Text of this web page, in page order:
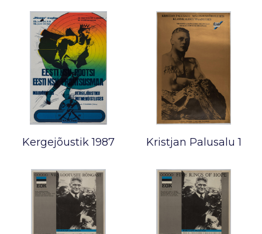
Kergejõustik 1987 Kristjan Palusalu 1